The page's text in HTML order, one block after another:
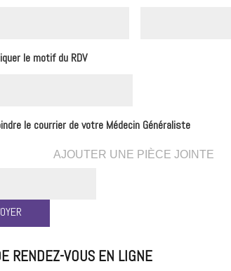
le motif du RDV
le courrier de votre Médecin Généraliste
AJOUTER UNE PIÈCE JOINTE
RENDEZ-VOUS EN LIGNE